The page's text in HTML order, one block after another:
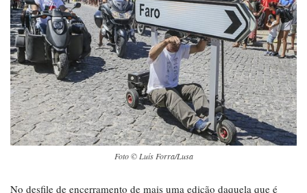
Foto © Luís Forra/Lusa
No desfile de encerramento de mais uma edição daquela que é